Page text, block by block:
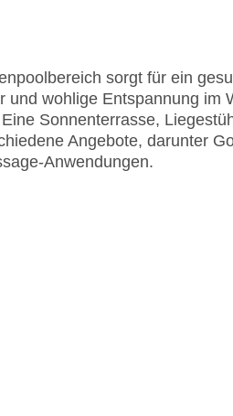
sorgt für ein
und wohlige Entspannung im
Sonnenterrasse,
Angebote, darunter
Anwendungen.